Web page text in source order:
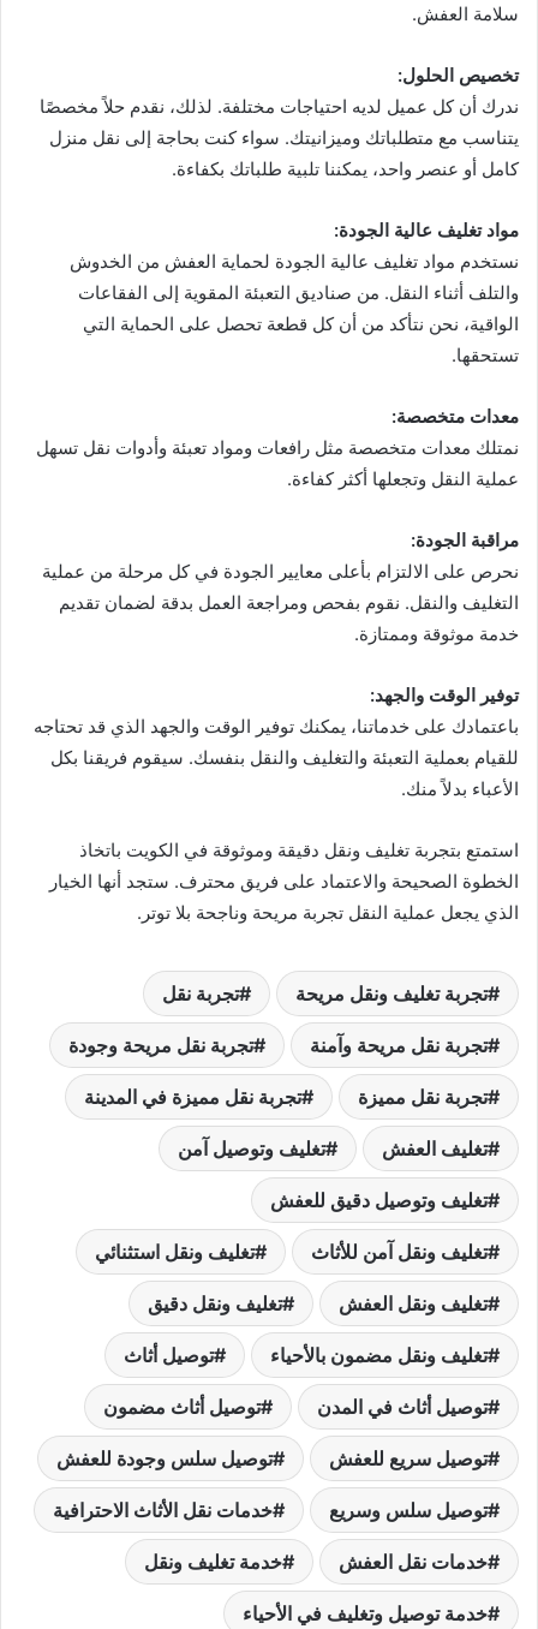
سلامة العفش.
تخصيص الحلول:
ندرك أن كل عميل لديه احتياجات مختلفة. لذلك، نقدم حلاً مخصصًا
يتناسب مع متطلباتك وميزانيتك. سواء كنت بحاجة إلى نقل منزل
كامل أو عنصر واحد، يمكننا تلبية طلباتك بكفاءة.
مواد تغليف عالية الجودة:
نستخدم مواد تغليف عالية الجودة لحماية العفش من الخدوش
والتلف أثناء النقل. من صناديق التعبئة المقوية إلى الفقاعات
الواقية، نحن نتأكد من أن كل قطعة تحصل على الحماية التي
تستحقها.
معدات متخصصة:
نمتلك معدات متخصصة مثل رافعات ومواد تعبئة وأدوات نقل تسهل
عملية النقل وتجعلها أكثر كفاءة.
مراقبة الجودة:
نحرص على الالتزام بأعلى معايير الجودة في كل مرحلة من عملية
التغليف والنقل. نقوم بفحص ومراجعة العمل بدقة لضمان تقديم
خدمة موثوقة وممتازة.
توفير الوقت والجهد:
باعتمادك على خدماتنا، يمكنك توفير الوقت والجهد الذي قد تحتاجه
للقيام بعملية التعبئة والتغليف والنقل بنفسك. سيقوم فريقنا بكل
الأعباء بدلاً منك.
استمتع بتجربة تغليف ونقل دقيقة وموثوقة في الكويت باتخاذ
الخطوة الصحيحة والاعتماد على فريق محترف. ستجد أنها الخيار
الذي يجعل عملية النقل تجربة مريحة وناجحة بلا توتر.
تجربة تغليف ونقل مريحة تجربة نقل
تجربة نقل مريحة وآمنة تجربة نقل مريحة وجودة
تجربة نقل مميزة تجربة نقل مميزة في المدينة
تغليف العفش تغليف وتوصيل آمن
تغليف وتوصيل دقيق للعفش
تغليف ونقل آمن للأثاث تغليف ونقل استثنائي
تغليف ونقل العفش تغليف ونقل دقيق
تغليف ونقل مضمون بالأحياء توصيل أثاث
توصيل أثاث في المدن توصيل أثاث مضمون
توصيل سريع للعفش توصيل سلس وجودة للعفش
توصيل سلس وسريع خدمات نقل الأثاث الاحترافية
خدمات نقل العفش خدمة تغليف ونقل
خدمة توصيل وتغليف في الأحياء